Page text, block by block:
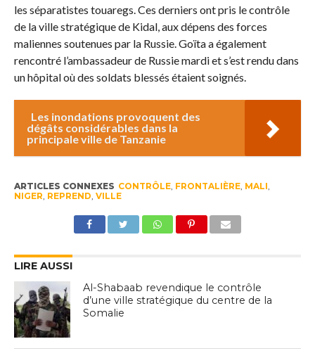
les séparatistes touaregs. Ces derniers ont pris le contrôle
de la ville stratégique de Kidal, aux dépens des forces
maliennes soutenues par la Russie. Goïta a également
rencontré l’ambassadeur de Russie mardi et s’est rendu dans
un hôpital où des soldats blessés étaient soignés.
Les inondations provoquent des
dégâts considérables dans la
principale ville de Tanzanie
ARTICLES CONNEXES CONTRÔLE, FRONTALIÈRE, MALI
NIGER REPREND VILLE
LIRE AUSSI
Al-Shabaab revendique le contrôle
d’une ville stratégique du centre de la
Somalie